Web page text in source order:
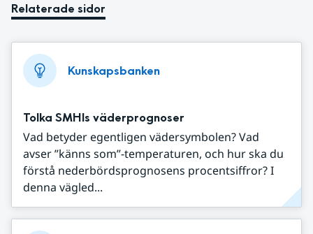
Relaterade sidor
Kunskapsbanken
Tolka SMHIs väderprognoser
Vad betyder egentligen vädersymbolen? Vad
avser ”känns som”-temperaturen, och hur ska du
förstå nederbördsprognosens procentsiffror? I
denna vägled...